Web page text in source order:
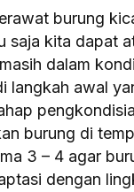
burung
saja kita dapat
dalam
langkah awal
burung di
3 – 4 agar
dengan